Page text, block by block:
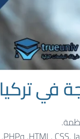
في تركيا